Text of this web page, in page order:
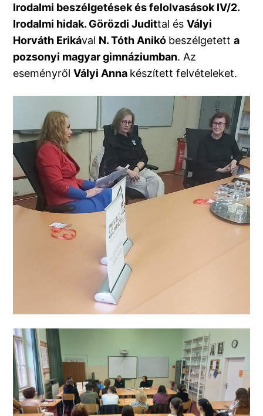
Irodalmi beszélgetések és felolvasások IV/2.
Irodalmi hidak. Görözdi Judittal ésVályi
Horváth Erikával N. Tóth Anikó beszélgetetta
pozsonyi magyar gimnáziumban. Az
eseményrőlVályi Anna készített felvételeket.